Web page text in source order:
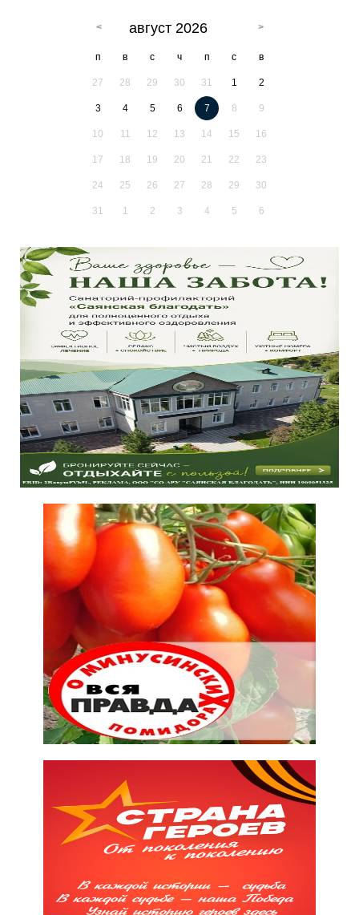
август 2026
п в с ч п с в
27 28 29 30 31 1 2
3 4 5 6 7 8 9
10 11 12 13 14 15 16
17 18 19 20 21 22 23
24 25 26 27 28 29 30
31 1 2 3 4 5 6